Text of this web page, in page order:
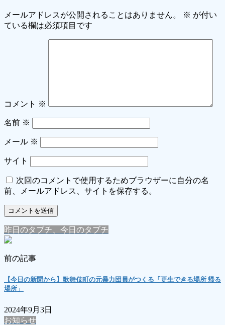
メールアドレスが公開されることはありません。 ※ が付い
ている欄は必須項目です
コメント ※
名前 ※
メール ※
サイト
次回のコメントで使用するためブラウザーに自分の名
前、メールアドレス、サイトを保存する。
昨日のタブチ、今日のタブチ
前の記事
【今日の新聞から】歌舞伎町の元暴力団員がつくる「更生できる場所 帰る
場所」
2024年9月3日
お知らせ